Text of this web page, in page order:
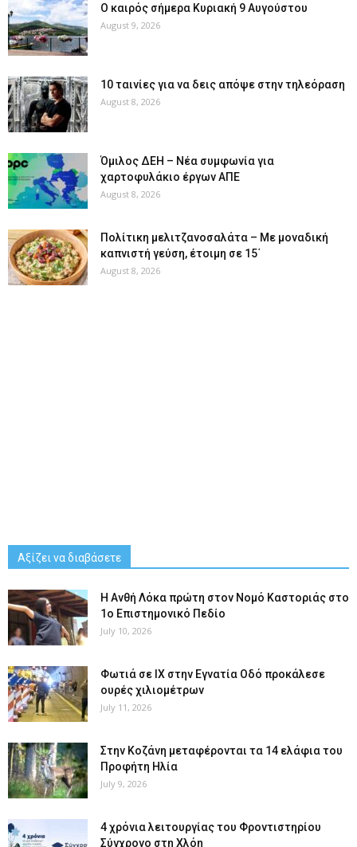
Ο καιρός σήμερα Κυριακή 9 Αυγούστου
August 9, 2026
10 ταινίες για να δεις απόψε στην τηλεόραση
August 8, 2026
Όμιλος ΔΕΗ – Νέα συμφωνία για
χαρτοφυλάκιο έργων ΑΠΕ
August 8, 2026
Πολίτικη μελιτζανοσαλάτα – Με μοναδική
καπνιστή γεύση, έτοιμη σε 15΄
August 8, 2026
Αξίζει να διαβάσετε
Η Ανθή Λόκα πρώτη στον Νομό Καστοριάς στο
1ο Επιστημονικό Πεδίο
July 10, 2026
Φωτιά σε ΙΧ στην Εγνατία Οδό προκάλεσε
ουρές χιλιομέτρων
July 11, 2026
Στην Κοζάνη μεταφέρονται τα 14 ελάφια του
Προφήτη Ηλία
July 9, 2026
4 χρόνια λειτουργίας του Φροντιστηρίου
Σύγχρονο στη Χλόη